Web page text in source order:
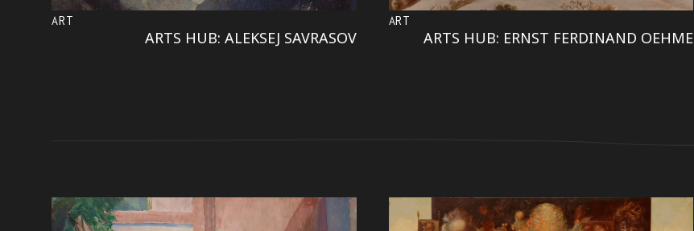
ART
ARTS HUB: ALEKSEJ SAVRASOV
ART
ARTS HUB: ERNST FERDINAND OEHME